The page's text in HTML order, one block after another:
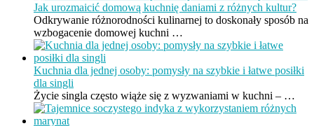
Jak urozmaicić domową kuchnię daniami z różnych kultur?
Odkrywanie różnorodności kulinarnej to doskonały sposób na
wzbogacenie domowej kuchni …
Kuchnia dla jednej osoby: pomysły na szybkie i łatwe posiłki
dla singli
Życie singla często wiąże się z wyzwaniami w kuchni – …